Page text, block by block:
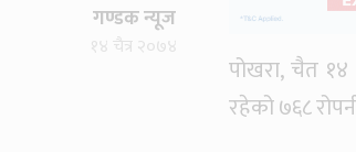
गण्डक न्यूज
१४ चैत्र २०७४
पोखरा, चैत १४
रहेको ७६८